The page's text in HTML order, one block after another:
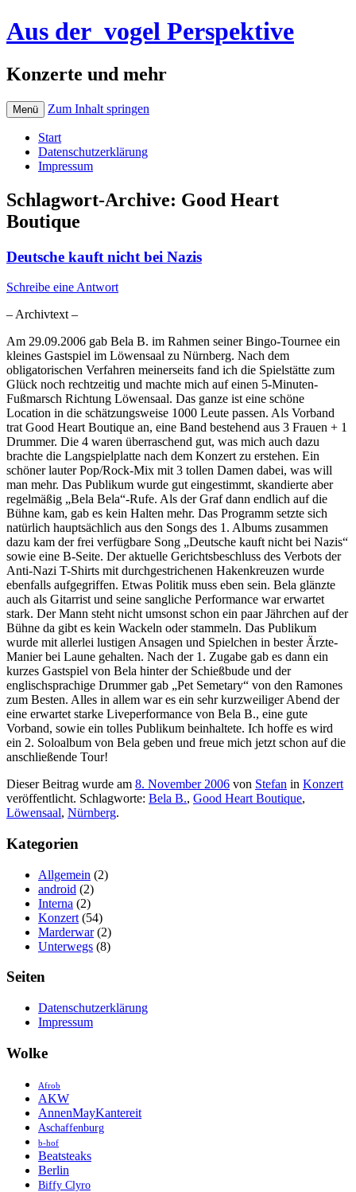
Aus der_vogel Perspektive
Konzerte und mehr
Menü Zum Inhalt springen
Start
Datenschutzerklärung
Impressum
Schlagwort-Archive: Good Heart
Boutique
Deutsche kauft nicht bei Nazis
Schreibe eine Antwort
– Archivtext –
Am 29.09.2006 gab Bela B. im Rahmen seiner Bingo-Tournee ein
kleines Gastspiel im Löwensaal zu Nürnberg. Nach dem
obligatorischen Verfahren meinerseits fand ich die Spielstätte zum
Glück noch rechtzeitig und machte mich auf einen 5-Minuten-
Fußmarsch Richtung Löwensaal. Das ganze ist eine schöne
Location in die schätzungsweise 1000 Leute passen. Als Vorband
trat Good Heart Boutique an, eine Band bestehend aus 3 Frauen + 1
Drummer. Die 4 waren überraschend gut, was mich auch dazu
brachte die Langspielplatte nach dem Konzert zu erstehen. Ein
schöner lauter Pop/Rock-Mix mit 3 tollen Damen dabei, was will
man mehr. Das Publikum wurde gut eingestimmt, skandierte aber
regelmäßig „Bela Bela“-Rufe. Als der Graf dann endlich auf die
Bühne kam, gab es kein Halten mehr. Das Programm setzte sich
natürlich hauptsächlich aus den Songs des 1. Albums zusammen
dazu kam der frei verfügbare Song „Deutsche kauft nicht bei Nazis“
sowie eine B-Seite. Der aktuelle Gerichtsbeschluss des Verbots der
Anti-Nazi T-Shirts mit durchgestrichenen Hakenkreuzen wurde
ebenfalls aufgegriffen. Etwas Politik muss eben sein. Bela glänzte
auch als Gitarrist und seine sangliche Performance war erwartet
stark. Der Mann steht nicht umsonst schon ein paar Jährchen auf der
Bühne da gibt es kein Wackeln oder stammeln. Das Publikum
wurde mit allerlei lustigen Ansagen und Spielchen in bester Ärzte-
Manier bei Laune gehalten. Nach der 1. Zugabe gab es dann ein
kurzes Gastspiel von Bela hinter der Schießbude und der
englischsprachige Drummer gab „Pet Semetary“ von den Ramones
zum Besten. Alles in allem war es ein sehr kurzweiliger Abend der
eine erwartet starke Liveperformance von Bela B., eine gute
Vorband, sowie ein tolles Publikum beinhaltete. Ich hoffe es wird
ein 2. Soloalbum von Bela geben und freue mich jetzt schon auf die
anschließende Tour!
Dieser Beitrag wurde am 8. November 2006 von Stefan in Konzert
veröffentlicht. Schlagworte: Bela B., Good Heart Boutique,
Löwensaal, Nürnberg.
Kategorien
Allgemein (2)
android (2)
Interna (2)
Konzert (54)
Marderwar(2)
Unterwegs (8)
Seiten
Datenschutzerklärung
Impressum
Wolke
Afrob
AKW
AnnenMayKantereit
Aschaffenburg
b-hof
Beatsteaks
Berlin
Biffy Clyro